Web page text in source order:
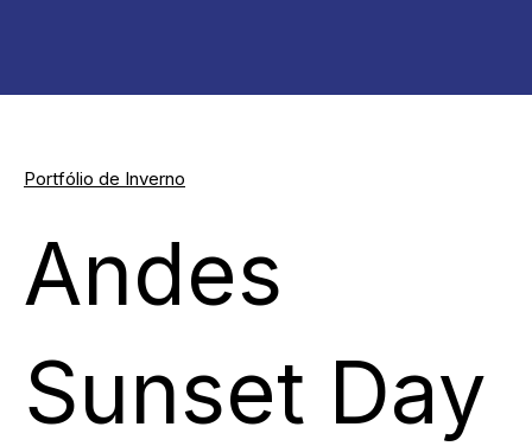
Portfólio de Inverno
Andes
Sunset Day